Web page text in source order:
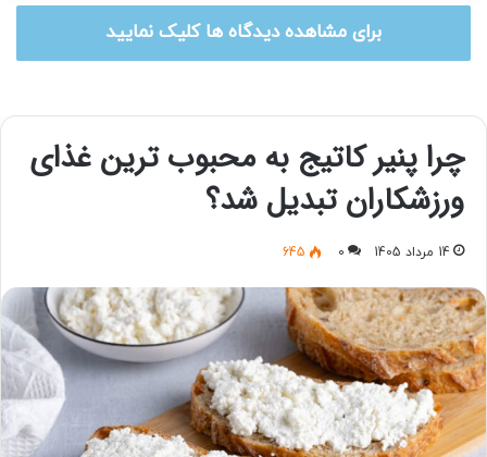
برای مشاهده دیدگاه ها کلیک نمایید